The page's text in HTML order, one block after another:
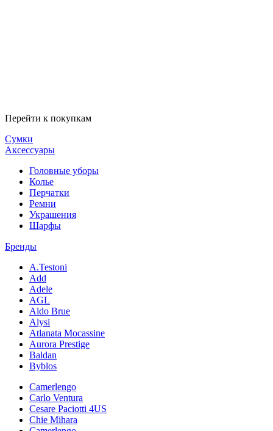
Перейти к покупкам
Сумки
Аксессуары
Головные уборы
Колье
Перчатки
Ремни
Украшения
Шарфы
Бренды
A.Testoni
Add
Adele
AGL
Aldo Brue
Alysi
Atlanata Mocassine
Aurora Prestige
Baldan
Byblos
Camerlengo
Carlo Ventura
Cesare Paciotti 4US
Chie Mihara